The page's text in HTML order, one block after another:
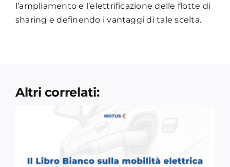
l’ampliamento e l’elettrificazione delle flotte di
sharing e definendo i vantaggi di tale scelta.
Altri correlati: